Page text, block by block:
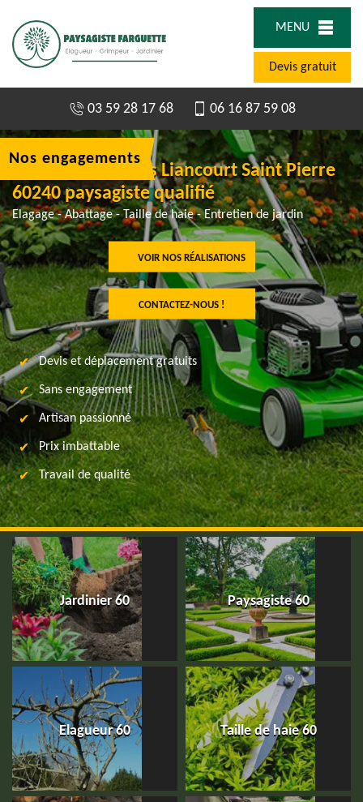
MENU
Devis gratuit
03 59 28 17 68 06 16 87 59 08
Abattage d'arbres Liancourt Saint Pierre
60240 paysagiste qualifié
Elagage - Abattage - Taille de haie - Entretien de jardin
VOIR NOS RÉALISATIONS
CONTACTEZ-NOUS !
Nos engagements
Devis et déplacement gratuits
Sans engagement
Artisan passionné
Prix imbattable
Travail de qualité
Jardinier 60 Paysagiste 60
Elagueur 60 Taille de haie 60